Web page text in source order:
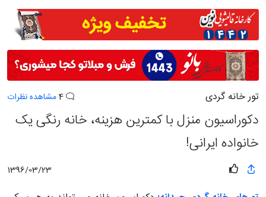
تور خانه گردی مشاهده نظرات
دکوراسیون منزل با کمترین هزینه، خانه رنگی یک
خانواده ایرانی!
1396/03/23